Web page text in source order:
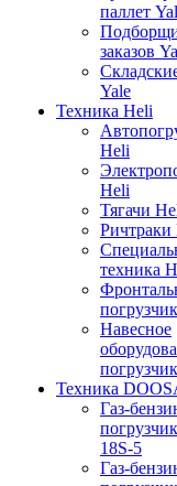
паллет
заказов
Yale
Техника Heli
Heli
Heli
Тягачи
Ричтраки
техника
Навесное
Техника
Газ-
18S-5
Газ-